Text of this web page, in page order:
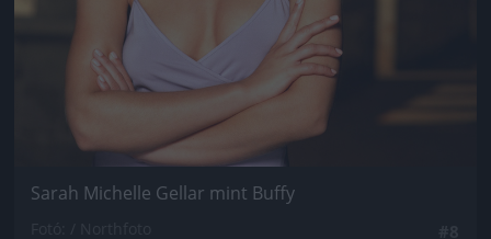
Sarah Michelle Gellar mint Buffy